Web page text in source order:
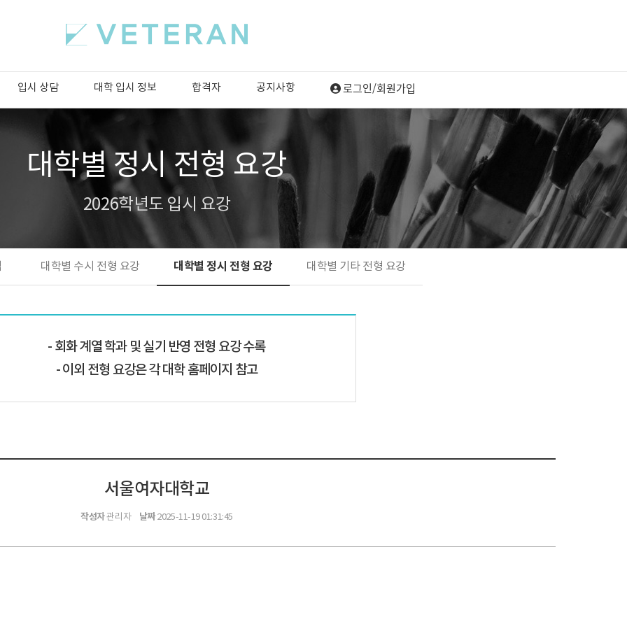
입시 상담 대학 입시 정보 합격자 공지사항
대학별 정시 전형 요강
2026학년도 입시 요강
대학별 수시 전형 요강 대학별 정시 전형 요강 대학별 기타 전형 요강
회화 계열 학과 및 실기 반영 전형 요강 수록
이외 전형 요강은 각 대학 홈페이지 참고
서울여자대학교
작성자관리자 날짜2025-11-19 01:31:45